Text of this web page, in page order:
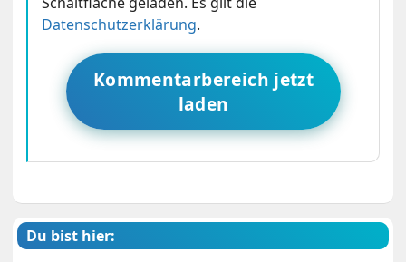
Datenschutzerklärung.
Kommentarbereich jetzt
laden
Du bist hier: